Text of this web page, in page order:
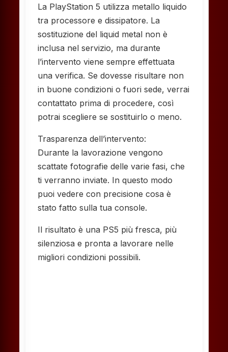
La PlayStation 5 utilizza metallo liquido
tra processore e dissipatore. La
sostituzione del liquid metal non è
inclusa nel servizio, ma durante
l’intervento viene sempre effettuata
una verifica. Se dovesse risultare non
in buone condizioni o fuori sede, verrai
contattato prima di procedere, così
potrai scegliere se sostituirlo o meno.
Trasparenza dell’intervento:
Durante la lavorazione vengono
scattate fotografie delle varie fasi, che
ti verranno inviate. In questo modo
puoi vedere con precisione cosa è
stato fatto sulla tua console.
Il risultato è una PS5 più fresca, più
silenziosa e pronta a lavorare nelle
migliori condizioni possibili.